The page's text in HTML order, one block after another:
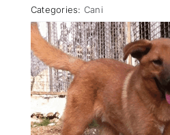
ADOTTATI O RITROVATI
ATTUALITÀ
VIDEO
Categories: Cani